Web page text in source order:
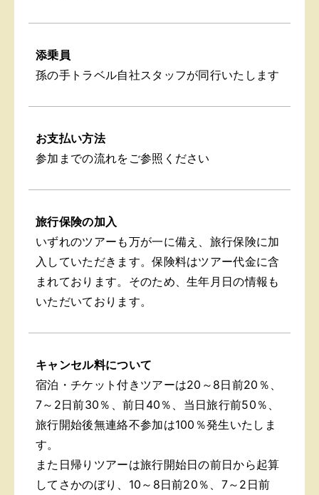
添乗員
孫の手トラベル自社スタッフが同行いたします
お支払い方法
参加までの流れをご参照ください
旅行保険の加入
いずれのツアーも万が一に備え、旅行保険に加
入していただきます。保険料はツアー代金に含
まれております。そのため、生年月日の情報も
いただいております。
キャンセル料について
宿泊・チケット付きツアーは20～8日前20％、
7～2日前30％、前日40％、当日旅行前50％、
旅行開始後無連絡不参加は100％発生いたしま
す。
また日帰りツアーは旅行開始日の前日から起算
してさかのぼり、10～8日前20％、7～2日前